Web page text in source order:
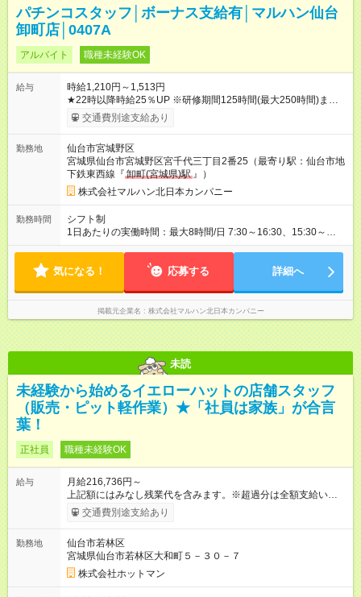
パチンコスタッフ│ボーナス支給有│マルハン仙台
卸町店│0407A
アルバイト 職種未経験OK
給与
時給1,210円～1,513円
★22時以降時給25％UP ※研修期間125時間(最大250時間)まで
は、時給1110円 【試用期間】試用期間なし
交通費別途支給あり
勤務地
仙台市宮城野区
宮城県仙台市宮城野区宮千代三丁目2番25（最寄り駅：仙台市地
下鉄東西線『 卸町(宮城県)駅 』）
株式会社マルハン北日本カンパニー
勤務時間
シフト制
1日あたりの実働時間：最大8時間/日 7:30～16:30、15:30～
24:00 実働1日4時間 ・最低勤務日数：週3日 ★フリーター・学
気になる！ 応募する 詳細へ
掲載元企業名 株式会社マルハン北日本カンパニー
未読
未経験から始めるイエローハットの店舗スタッフ
（販売・ピット軽作業）★「社員は家族」が合言
葉！
正社員 職種未経験OK
給与
月給216,736円～
上記額にはみなし残業代を含みます。※超過分は全額支給いたし
ます。 みなし残業代 25,736円 以上／月 みなし残業時間 18.34
時間／月 上記額には開店準備早出手当（固定残業代）１８．３
す。 【試用期間】試用期間あり 試用期間の長さ：3ヶ月 雇用形
態、給与は本採用時と同じです。
交通費別途支給あり
勤務地
仙台市若林区
宮城県仙台市若林区大和町５－３０－７
株式会社ホットマン